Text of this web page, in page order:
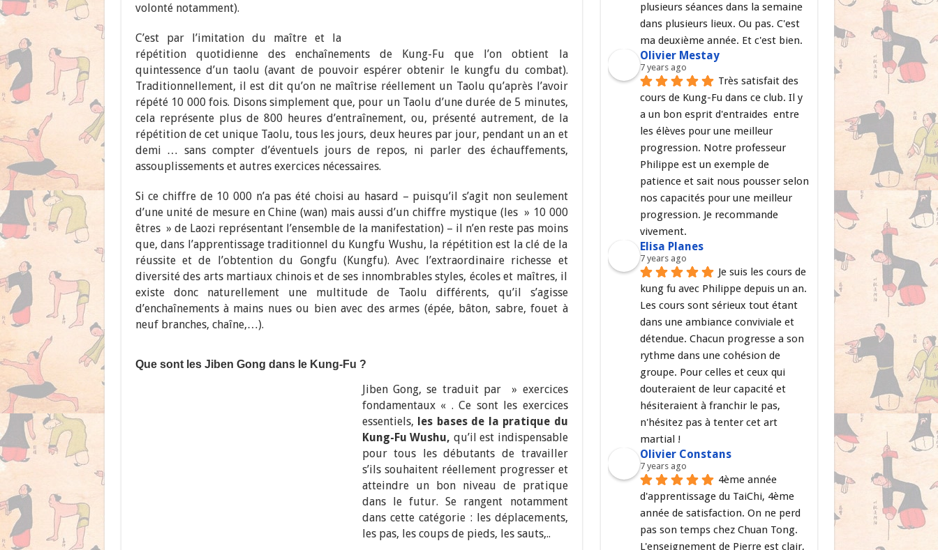
volonté notamment).
C’est par l’imitation du maître et la
répétition quotidienne des enchaînements de Kung-Fu que l’on obtient la
quintessence d’un taolu (avant de pouvoir espérer obtenir le kungfu du combat).
Traditionnellement, il est dit qu’on ne maîtrise réellement un Taolu qu’après l’avoir
répété 10 000 fois. Disons simplement que, pour un Taolu d’une durée de 5 minutes,
cela représente plus de 800 heures d’entraînement, ou, présenté autrement, de la
répétition de cet unique Taolu, tous les jours, deux heures par jour, pendant un an et
demi … sans compter d’éventuels jours de repos, ni parler des échauffements,
assouplissements et autres exercices nécessaires.
Si ce chiffre de 10 000 n’a pas été choisi au hasard – puisqu’il s’agit non seulement
d’une unité de mesure en Chine (wan) mais aussi d’un chiffre mystique (les » 10 000
êtres » de Laozi représentant l’ensemble de la manifestation) – il n’en reste pas moins
que, dans l’apprentissage traditionnel du Kungfu Wushu, la répétition est la clé de la
réussite et de l’obtention du Gongfu (Kungfu). Avec l’extraordinaire richesse et
diversité des arts martiaux chinois et de ses innombrables styles, écoles et maîtres, il
existe donc naturellement une multitude de Taolu différents, qu’il s’agisse
d’enchaînements à mains nues ou bien avec des armes (épée, bâton, sabre, fouet à
neuf branches, chaîne,…).
Que sont les Jiben Gong dans le Kung-Fu ?
Jiben Gong, se traduit par » exercices
fondamentaux « . Ce sont les exercices
essentiels,
les bases de la pratique du
Kung-Fu Wushu, qu’il est indispensable
pour tous les débutants de travailler
s’ils souhaitent réellement progresser et
atteindre un bon niveau de pratique
dans le futur.Se rangent notamment
dans cette catégorie : les déplacements,
les pas, les coups de pieds, les sauts,..
plusieurs séances dans la semaine
dans plusieurs lieux. Ou pas. C'est
ma deuxième année. Et c'est bien.
Olivier Mestay
7 years ago
Très satisfait des
cours de Kung-Fu dans ce club. Il y
a un bon esprit d'entraides  entre
les élèves pour une meilleur
progression. Notre professeur
Philippe est un exemple de
patience et sait nous pousser selon
nos capacités pour une meilleur
progression. Je recommande
vivement.
Elisa Planes
7 years ago
Je suis les cours de
kung fu avec Philippe depuis un an.
Les cours sont sérieux tout étant
dans une ambiance conviviale et
détendue. Chacun progresse a son
rythme dans une cohésion de
groupe. Pour celles et ceux qui
douteraient de leur capacité et
hésiteraient à franchir le pas,
n'hésitez pas à tenter cet art
martial !
Olivier Constans
7 years ago
4ème année
d'apprentissage du TaiChi, 4ème
année de satisfaction. On ne perd
pas son temps chez Chuan Tong.
L'enseignement de Pierre est clair,